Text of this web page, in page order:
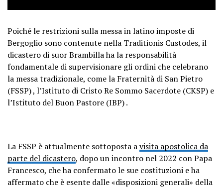
Poiché le restrizioni sulla messa in latino imposte di
Bergoglio sono contenute nella Traditionis Custodes, il
dicastero di suor Brambilla ha la responsabilità
fondamentale di supervisionare gli ordini che celebrano
la messa tradizionale, come la Fraternità di San Pietro
(FSSP) , l’Istituto di Cristo Re Sommo Sacerdote (CKSP) e
l’Istituto del Buon Pastore (IBP) .
La FSSP è attualmente sottoposta avisita apostolica da
parte del dicastero, dopo un incontro nel 2022 con Papa
Francesco, che ha confermato le sue costituzioni e ha
affermato che è esente dalle «disposizioni generali» della